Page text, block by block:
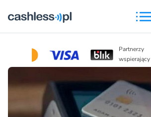
Partnerzy
wspierający